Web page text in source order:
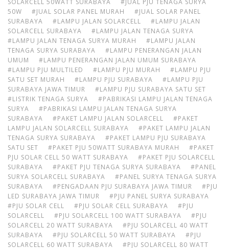
50W
#JUAL SOLAR PANEL MURAH
#JUAL SOLAR PANEL
SURABAYA
#LAMPU JALAN SOLARCELL
#LAMPU JALAN
SOLARCELL SURABAYA
#LAMPU JALAN TENAGA SURYA
#LAMPU JALAN TENAGA SURYA MURAH
#LAMPU JALAN
TENAGA SURYA SURABAYA
#LAMPU PENERANGAN JALAN
UMUM
#LAMPU PENERANGAN JALAN UMUM SURABAYA
#LAMPU PJU MULTILED
#LAMPU PJU MURAH
#LAMPU PJU
SATU SET MURAH
#LAMPU PJU SURABAYA
#LAMPU PJU
SURABAYA JAWA TIMUR
#LAMPU PJU SURABAYA SATU SET
#LISTRIK TENAGA SURYA
#PABRIKASI LAMPU JALAN TENAGA
SURYA
#PABRIKASI LAMPU JALAN TENAGA SURYA
SURABAYA
#PAKET LAMPU JALAN SOLARCELL
#PAKET
LAMPU JALAN SOLARCELL SURABAYA
#PAKET LAMPU JALAN
TENAGA SURYA SURABAYA
#PAKET LAMPU PJU SURABAYA
SATU SET
#PAKET PJU 50WATT SURABAYA MURAH
#PAKET
PJU SOLAR CELL 50 WATT SURABAYA
#PAKET PJU SOLARCELL
SURABAYA
#PAKET PJU TENAGA SURYA SURABAYA
#PANEL
SURYA SOLARCELL SURABAYA
#PANEL SURYA TENAGA SURYA
SURABAYA
#PENGADAAN PJU SURABAYA JAWA TIMUR
#PJU
LED SURABAYA JAWA TIMUR
#PJU PANEL SURYA SURABAYA
#PJU SOLAR CELL
#PJU SOLAR CELL SURABAYA
#PJU
SOLARCELL
#PJU SOLARCELL 100 WATT SURABAYA
#PJU
SOLARCELL 20 WATT SURABAYA
#PJU SOLARCELL 40 WATT
SURABAYA
#PJU SOLARCELL 50 WATT SURABAYA
#PJU
SOLARCELL 60 WATT SURABAYA
#PJU SOLARCELL 80 WATT